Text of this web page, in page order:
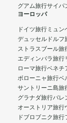
グアム旅行サイパ
ヨーロッパ
ドイツ旅行 ミュン
デュッセルドルフ
ストラスブール旅
エディンバラ旅行
ローマ旅行ベネチ
ボローニャ旅行ベ
サントリーニ島旅
グラナダ旅行バレ
オーストリア旅行
ドブロブニク旅行